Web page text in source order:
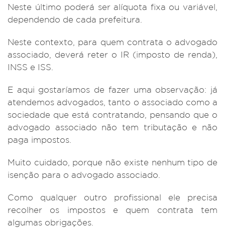
Neste último poderá ser alíquota fixa ou variável,
dependendo de cada prefeitura.
Neste contexto, para quem contrata o advogado
associado, deverá reter o IR (imposto de renda),
INSS e ISS.
E aqui gostaríamos de fazer uma observação: já
atendemos advogados, tanto o associado como a
sociedade que está contratando, pensando que o
advogado associado não tem tributação e não
paga impostos.
Muito cuidado, porque não existe nenhum tipo de
isenção para o advogado associado.
Como qualquer outro profissional ele precisa
recolher os impostos e quem contrata tem
algumas obrigações.